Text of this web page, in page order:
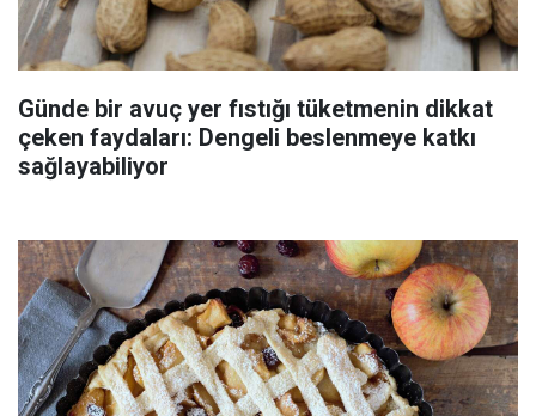
Günde bir avuç yer fıstığı tüketmenin dikkat
çeken faydaları: Dengeli beslenmeye katkı
sağlayabiliyor